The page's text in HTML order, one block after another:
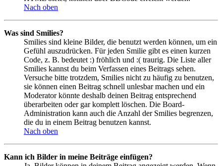
Nach oben
Was sind Smilies?
Smilies sind kleine Bilder, die benutzt werden können, um ein
Gefühl auszudrücken. Für jeden Smilie gibt es einen kurzen
Code, z. B. bedeutet :) fröhlich und :( traurig. Die Liste aller
Smilies kannst du beim Verfassen eines Beitrags sehen.
Versuche bitte trotzdem, Smilies nicht zu häufig zu benutzen,
sie können einen Beitrag schnell unlesbar machen und ein
Moderator könnte deshalb deinen Beitrag entsprechend
überarbeiten oder gar komplett löschen. Die Board-
Administration kann auch die Anzahl der Smilies begrenzen,
die du in einem Beitrag benutzen kannst.
Nach oben
Kann ich Bilder in meine Beiträge einfügen?